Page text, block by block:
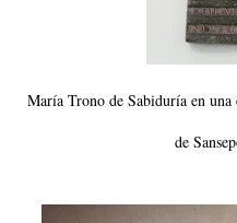
María Trono de Sabiduría en
de